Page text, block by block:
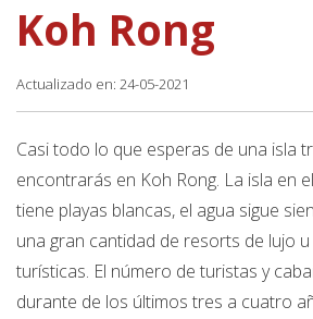
Guías
Koh Rong
Actualizado en: 24-05-2021
Casi todo lo que esperas de una isla
encontrarás en Koh Rong. La isla en
tiene playas blancas, el agua sigue
una gran cantidad de resorts de lujo
turísticas. El número de turistas y
durante de los últimos tres a cuatro